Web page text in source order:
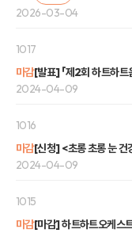
2026-03-04
1017
마감[발표] 「제2회 하트하트
2024-04-09
1016
마감[신청] <초롱 초롱 눈 건
2024-04-09
1015
마감